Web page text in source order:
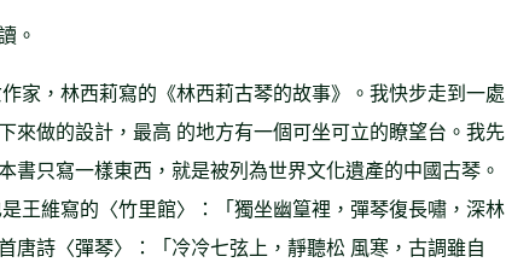
。
家，林西莉寫的《林西莉古琴的故事》。我快步走到一處
來做的設計，最高 的地方有一個可坐可立的瞭望台。我先
書只寫一樣東西，就是被列為世界文化遺產的中國古琴。
王維寫的〈竹里館〉：「獨坐幽篁裡，彈琴復長嘯，深林
唐詩〈彈琴〉：「冷冷七弦上，靜聽松 風寒，古調雖自